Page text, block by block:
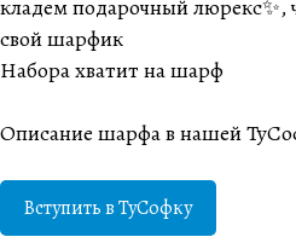
кладем подарочный люрекс✨,
свой шарфик
Набора хватит на шарф
Описание шарфа в нашей
Вступить в ТуСофку